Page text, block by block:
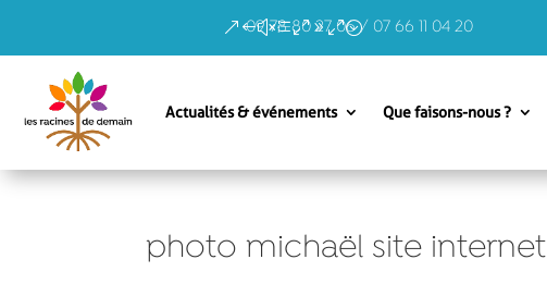
09 78 80 27 06 / 07 66 11 04 20
Actualités & événements Que faisons-nous ?
photo michaël site internet